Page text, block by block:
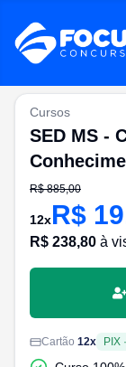
Cursos
SED MS -
R$885,00
12xR$
R$ 238,80 à
Cartão 12x PIX ·